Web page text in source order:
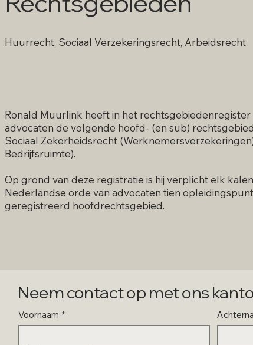
Huurrecht, Sociaal Verzekeringsrecht, Arbeidsrecht
Ronald Muurlink heeft in het
advocaten de volgende hoofd- (en sub)
Sociaal Zekerheidsrecht
Bedrijfsruimte).
Op grond van deze registratie is hij verplicht elk
Nederlandse orde van advocaten tien
geregistreerd hoofdrechtsgebied.
Neem contact op met ons
Voornaam *